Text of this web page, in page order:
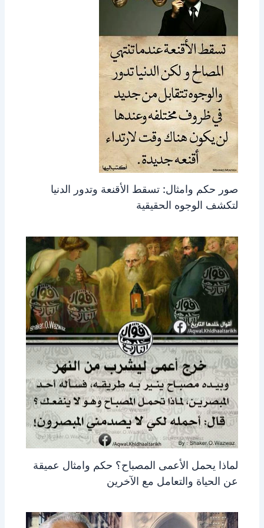
صور حكم وامثال: تسقط الأقنعة وتدور الدنيا
لتكشف الوجوه الحقيقية
لماذا يحمل الأعمى المصباح؟ حكم وامثال عميقة
عن الحياة والتعامل مع الآخرين